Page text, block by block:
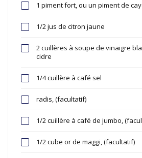
1 piment fort, ou un piment de
1/2 jus de citron jaune
2 cuillères à soupe de vinaigre
cidre
1/4 cuillère à café sel
radis, (facultatif)
1/2 cuillère à café de jumbo,
1/2 cube or de maggi, (facultatif)